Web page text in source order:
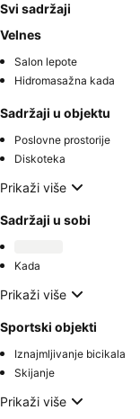
Svi sadržaji
Velnes
Salon lepote
Hidromasažna kada
Sadržaji u objektu
Poslovne prostorije
Diskoteka
Prikaži više
Sadržaji u sobi
Kada
Prikaži više
Sportski objekti
Iznajmljivanje bicikala
Skijanje
Prikaži više